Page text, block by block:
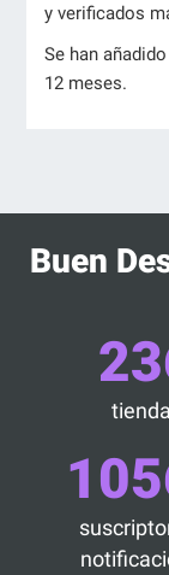
y verificados
Se han
12 meses.
Buen